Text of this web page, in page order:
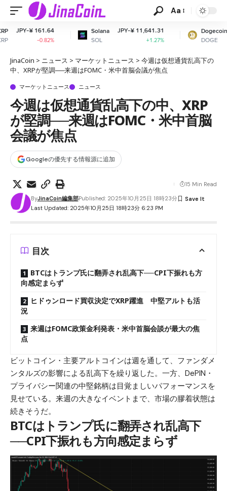
Aa
Solana
SOL
JPY-¥ 11,641.31
+1.27%
Dogecoin
DOGE
JPY-¥ 11.00
+1.17%
JinaCoin > ニュース > マーケットニュース > 今週は仮想通貨乱高下の
中、XRPが堅調──来週はFOMC・米中首脳会議が焦点
マーケットニュース ニュース
今週は仮想通貨乱高下の中、XRP
が堅調──来週はFOMC・米中首脳
会議が焦点
Googleの優先する情報源に追加
Last Updated: 2025年10月25日 18時23分 6:23 PM
ByJinaCoin編集部Published: 2025年10月25日 18時23分
15 Min Read
目次
BTCはトランプ氏に翻弄され乱高下──CPI下振れも方
向感定まらず
ヒドゥンロード買収決定でXRP躍進 中堅アルトも活
況
来週はFOMC政策金利発表・米中首脳会談が最大の焦
点
ビットコイン・主要アルトコインは週を通して、ファンダメ
ンタルズの影響による乱高下を繰り返した。一方、DePIN・
プライバシー関連の中堅銘柄は目覚ましいパフォーマンスを
見せている。来週の大きなイベントまで、市場の膠着状態は
続きそうだ。
BTCはトランプ氏に翻弄され乱高下
──CPI下振れも方向感定まらず